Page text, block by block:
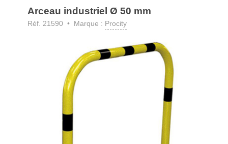
Arceau industriel Ø 50 mm
Réf. 21590 • Marque : Procity